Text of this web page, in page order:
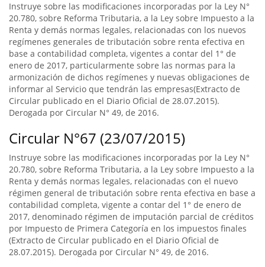
Instruye sobre las modificaciones incorporadas por la Ley N°
20.780, sobre Reforma Tributaria, a la Ley sobre Impuesto a la
Renta y demás normas legales, relacionadas con los nuevos
regímenes generales de tributación sobre renta efectiva en
base a contabilidad completa, vigentes a contar del 1° de
enero de 2017, particularmente sobre las normas para la
armonización de dichos regímenes y nuevas obligaciones de
informar al Servicio que tendrán las empresas(Extracto de
Circular publicado en el Diario Oficial de 28.07.2015).
Derogada por Circular N° 49, de 2016.
Circular N°67 (23/07/2015)
Instruye sobre las modificaciones incorporadas por la Ley N°
20.780, sobre Reforma Tributaria, a la Ley sobre Impuesto a la
Renta y demás normas legales, relacionadas con el nuevo
régimen general de tributación sobre renta efectiva en base a
contabilidad completa, vigente a contar del 1° de enero de
2017, denominado régimen de imputación parcial de créditos
por Impuesto de Primera Categoría en los impuestos finales
(Extracto de Circular publicado en el Diario Oficial de
28.07.2015). Derogada por Circular N° 49, de 2016.